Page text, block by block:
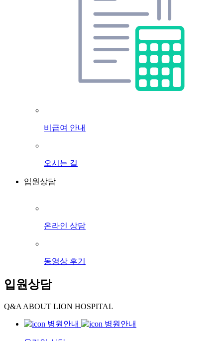
비급여 안내
오시는 길
입원상담
온라인 상담
동영상 후기
입원상담
Q&A ABOUT LION HOSPITAL